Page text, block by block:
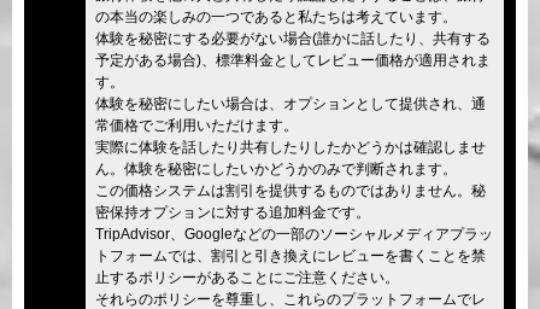
の本当の楽しみの一つであると私たちは考えています。
体験を秘密にする必要がない場合(誰かに話したり、共有する
予定がある場合)、標準料金としてレビュー価格が適用されま
す。
体験を秘密にしたい場合は、オプションとして提供され、通
常価格でご利用いただけます。
実際に体験を話したり共有したりしたかどうかは確認しませ
ん。体験を秘密にしたいかどうかのみで判断されます。
この価格システムは割引を提供するものではありません。秘
密保持オプションに対する追加料金です。
TripAdvisor、Googleなどの一部のソーシャルメディアプラッ
トフォームでは、割引と引き換えにレビューを書くことを禁
止するポリシーがあることにご注意ください。
それらのポリシーを尊重し、これらのプラットフォームでレ